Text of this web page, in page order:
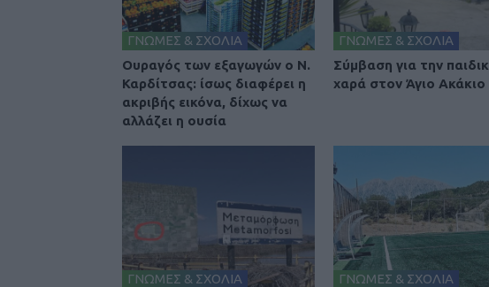
ΓΝΩΜΕΣ & ΣΧΟΛΙΑ
Ουραγός των εξαγωγών ο Ν.
Καρδίτσας: ίσως διαφέρει η
ακριβής εικόνα, δίχως να
αλλάζει η ουσία
ΓΝΩΜΕΣ & ΣΧΟΛΙΑ
Σύμβαση για την
χαρά στον Άγιο Ακάκιο
ΓΝΩΜΕΣ & ΣΧΟΛΙΑ
ΓΝΩΜΕΣ & ΣΧΟΛΙΑ